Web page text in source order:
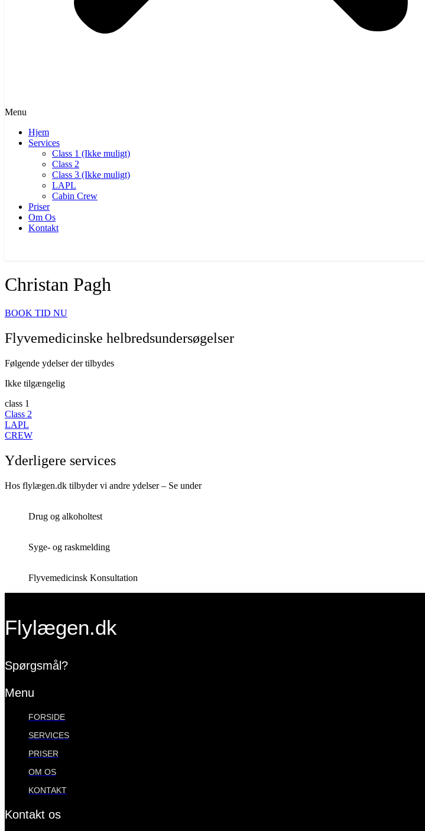
Menu
Hjem
Services
Class 1 (Ikke muligt)
Class 2
Class 3 (Ikke muligt)
LAPL
Cabin Crew
Priser
Om Os
Kontakt
Christan Pagh
BOOK TID NU
Flyvemedicinske helbredsundersøgelser
Følgende ydelser der tilbydes
Ikke tilgængelig
class 1
Class 2
LAPL
CREW
Yderligere services
Hos flylægen.dk tilbyder vi andre ydelser – Se under
Drug og alkoholtest
Syge- og raskmelding
Flyvemedicinsk Konsultation
Flylægen.dk
Spørgsmål?
Menu
FORSIDE
SERVICES
PRISER
OM OS
KONTAKT
Kontakt os